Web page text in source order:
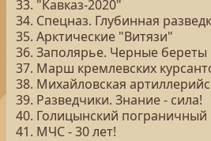
33. "Кавказ-2020"
34. Спецназ. Глубинная
35. Арктические "Витязи"
36. Заполярье. Черные береты
37. Марш кремлевских
38. Михайловская
39. Разведчики. Знание - сила!
40. Голицынский пограничный
41. МЧС - 30 лет!